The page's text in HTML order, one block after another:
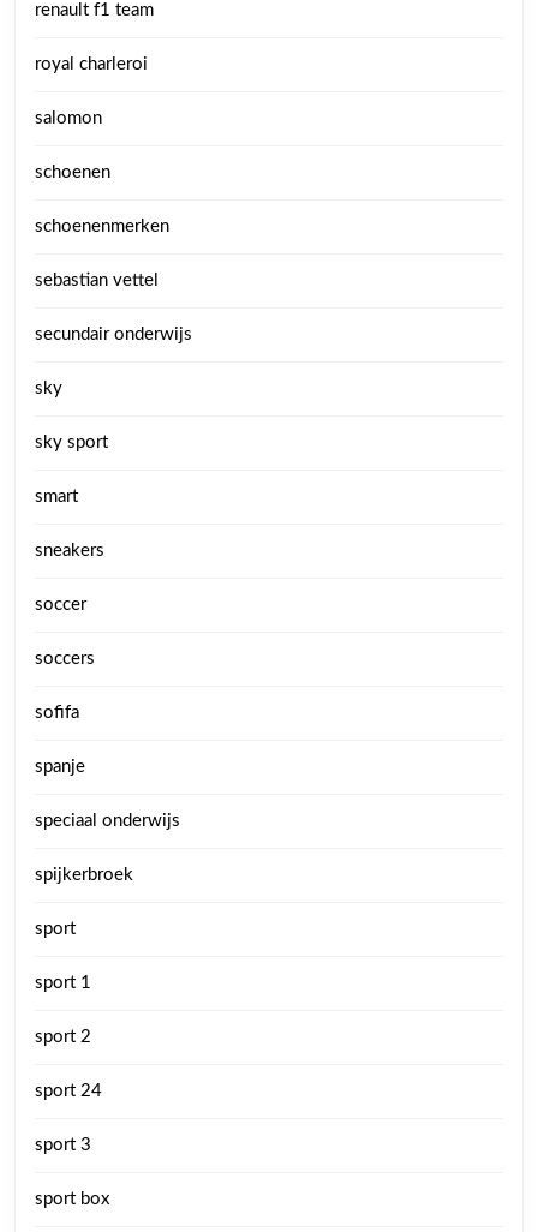
renault f1 team
royal charleroi
salomon
schoenen
schoenenmerken
sebastian vettel
secundair onderwijs
sky
sky sport
smart
sneakers
soccer
soccers
sofifa
spanje
speciaal onderwijs
spijkerbroek
sport
sport 1
sport 2
sport 24
sport 3
sport box